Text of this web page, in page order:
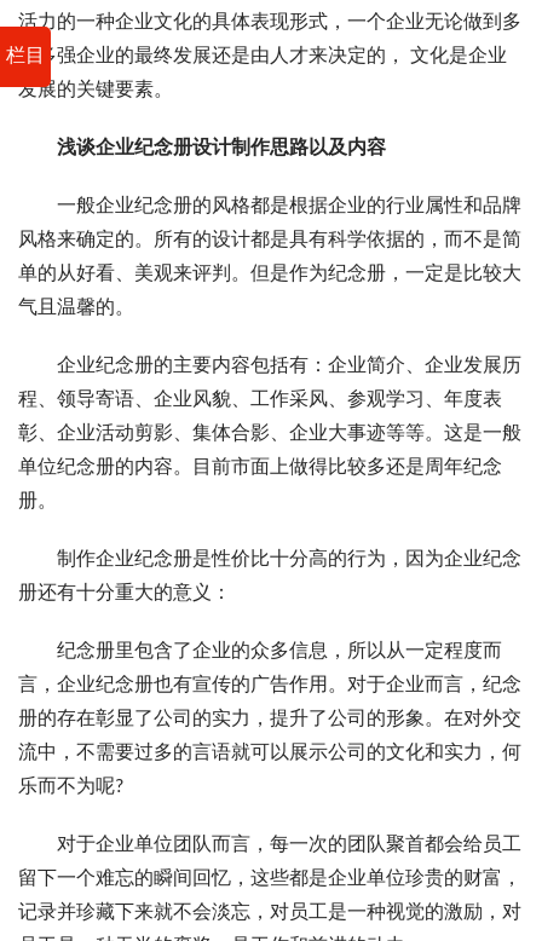
栏目
活力的一种企业文化的具体表现形式，一个企业无论做到多
大多强企业的最终发展还是由人才来决定的， 文化是企业
发展的关键要素。
浅谈企业纪念册设计制作思路以及内容
一般企业纪念册的风格都是根据企业的行业属性和品牌
风格来确定的。所有的设计都是具有科学依据的，而不是简
单的从好看、美观来评判。但是作为纪念册，一定是比较大
气且温馨的。
企业纪念册的主要内容包括有：企业简介、企业发展历
程、领导寄语、企业风貌、工作采风、参观学习、年度表
彰、企业活动剪影、集体合影、企业大事迹等等。这是一般
单位纪念册的内容。目前市面上做得比较多还是周年纪念
册。
制作企业纪念册是性价比十分高的行为，因为企业纪念
册还有十分重大的意义：
纪念册里包含了企业的众多信息，所以从一定程度而
言，企业纪念册也有宣传的广告作用。对于企业而言，纪念
册的存在彰显了公司的实力，提升了公司的形象。在对外交
流中，不需要过多的言语就可以展示公司的文化和实力，何
乐而不为呢?
对于企业单位团队而言，每一次的团队聚首都会给员工
留下一个难忘的瞬间回忆，这些都是企业单位珍贵的财富，
记录并珍藏下来就不会淡忘，对员工是一种视觉的激励，对